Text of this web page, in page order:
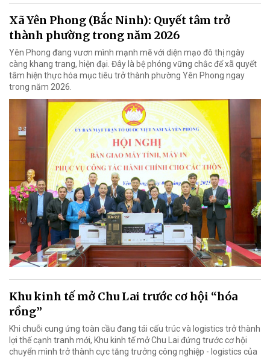
Xã Yên Phong (Bắc Ninh): Quyết tâm trở
thành phường trong năm 2026
Yên Phong đang vươn mình mạnh mẽ với diện mạo đô thị ngày
càng khang trang, hiện đại. Đây là bệ phóng vững chắc để xã quyết
tâm hiện thực hóa mục tiêu trở thành phường Yên Phong ngay
trong năm 2026.
Khu kinh tế mở Chu Lai trước cơ hội “hóa
rồng”
Khi chuỗi cung ứng toàn cầu đang tái cấu trúc và logistics trở thành
lợi thế cạnh tranh mới, Khu kinh tế mở Chu Lai đứng trước cơ hội
chuyển mình trở thành cực tăng trưởng công nghiệp - logistics của